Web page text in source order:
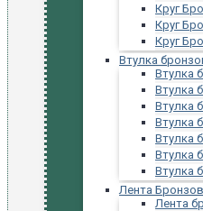
Круг
Круг
Круг
Втулка
Втулка
Втулка
Втулка
Втулка
Втулка
Втулка
Втулка
Лента
Лента